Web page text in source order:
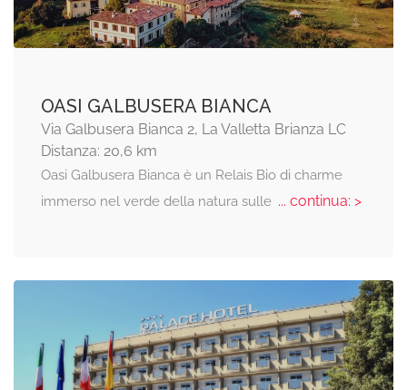
OASI GALBUSERA BIANCA
Via Galbusera Bianca 2, La Valletta Brianza LC
Distanza: 20,6 km
Oasi Galbusera Bianca è un Relais Bio di charme
immerso nel verde della natura sulle... continua: >